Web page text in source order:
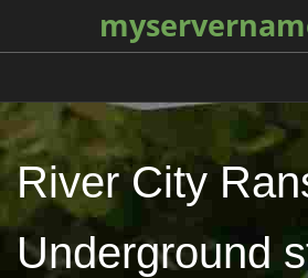
River City
Underground